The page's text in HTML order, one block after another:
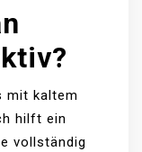
mit kaltem
hilft ein
vollständig